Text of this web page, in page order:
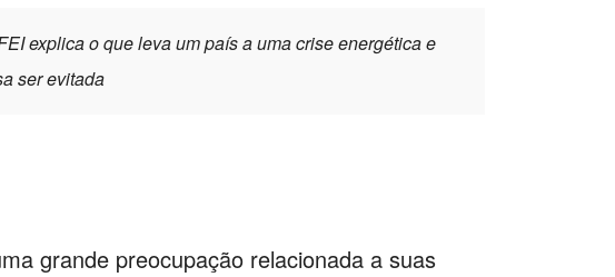
explica o que leva um país a uma crise energética e
ser evitada
grande preocupação relacionada a suas